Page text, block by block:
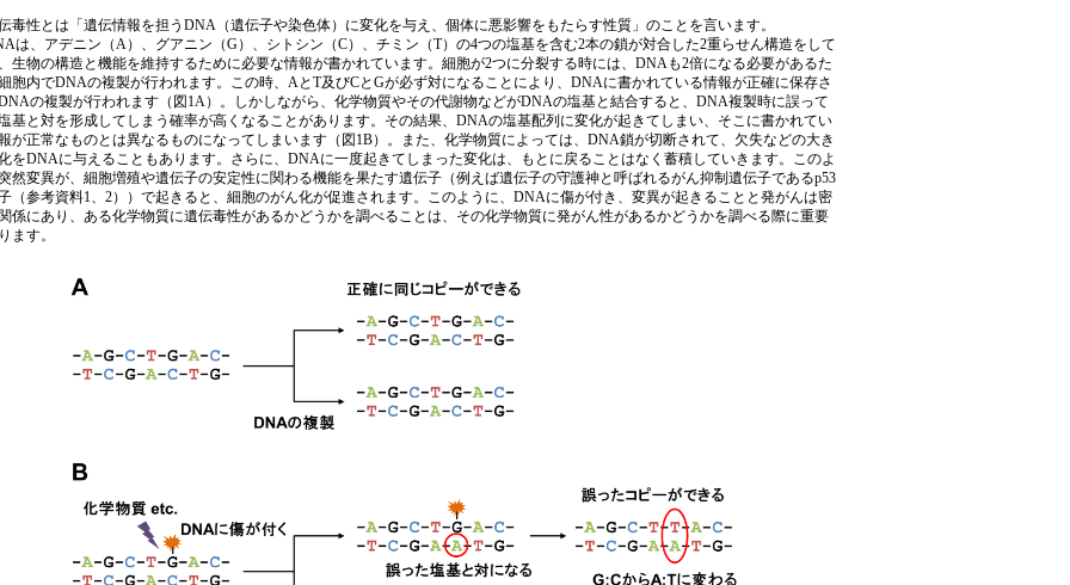
毒性とは「遺伝情報を担うDNA（遺伝子や染色体）に変化を与え、個体に悪影響をもたらす性質」のことを言います。
は、アデニン（A）、グアニン（G）、シトシン（C）、チミン（T）の4つの塩基を含む2本の鎖が対合した2重らせん構造をして
生物の構造と機能を維持するために必要な情報が書かれています。細胞が2つに分裂する時には、DNAも2倍になる必要があるた
胞内でDNAの複製が行われます。この時、AとT及びCとGが必ず対になることにより、DNAに書かれている情報が正確に保存さ
の複製が行われます（図1A）。しかしながら、化学物質やその代謝物などがDNAの塩基と結合すると、DNA複製時に誤って
基と対を形成してしまう確率が高くなることがあります。その結果、DNAの塩基配列に変化が起きてしまい、そこに書かれてい
が正常なものとは異なるものになってしまいます（図1B）。また、化学物質によっては、DNA鎖が切断されて、欠失などの大き
をDNAに与えることもあります。さらに、DNAに一度起きてしまった変化は、もとに戻ることはなく蓄積していきます。このよ
然変異が、細胞増殖や遺伝子の安定性に関わる機能を果たす遺伝子（例えば遺伝子の守護神と呼ばれるがん抑制遺伝子であるp53
（参考資料1、2））で起きると、細胞のがん化が促進されます。このように、DNAに傷が付き、変異が起きることと発がんは密
係にあり、ある化学物質に遺伝毒性があるかどうかを調べることは、その化学物質に発がん性があるかどうかを調べる際に重要
ます。